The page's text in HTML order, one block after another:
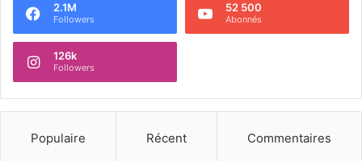
2.1M
Followers
52 500
Abonnés
126k
Followers
Populaire Récent Commentaires